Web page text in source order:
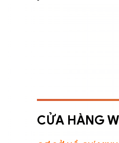
nhập.
CỬA HÀNG